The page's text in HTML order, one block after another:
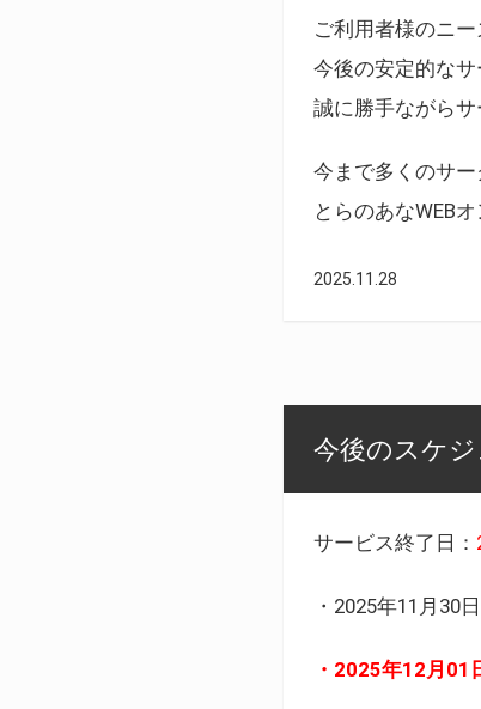
ご利用者様のニ
今後の安定的な
誠に勝手ながらサ
今まで多くのサ
とらのあなWEB
2025.11.28
今後のスケ
サービス終了日：
・2025年11月30
・2025年12月